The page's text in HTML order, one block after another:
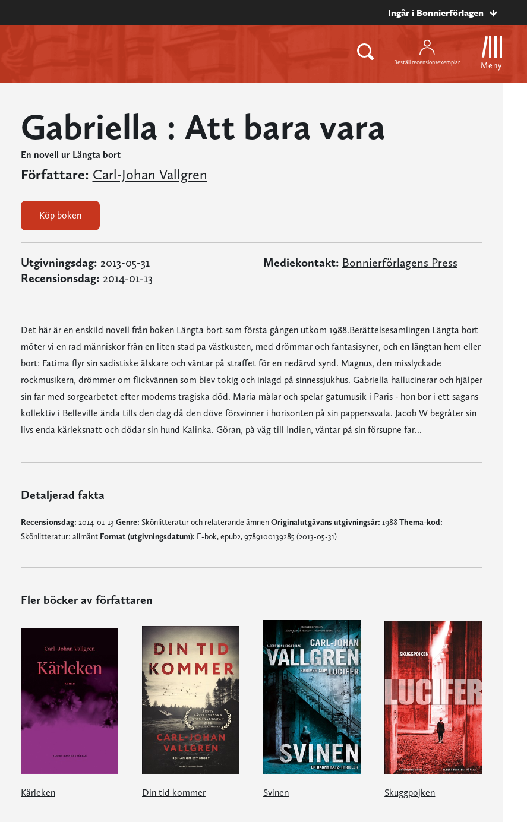
Ingår i Bonnierförlagen
Beställ recensionsexemplar Meny
Gabriella : Att bara vara
En novell ur Längta bort
Författare: Carl-Johan Vallgren
Köp boken
Utgivningsdag: 2013-05-31
Recensionsdag: 2014-01-13
Mediekontakt: Bonnierförlagens Press
Det här är en enskild novell från boken Längta bort som första gången utkom 1988.Berättelsesamlingen Längta bort
möter vi en rad människor från en liten stad på västkusten, med drömmar och fantasisyner, och en längtan hem eller
bort: Fatima flyr sin sadistiske älskare och väntar på straffet för en nedärvd synd. Magnus, den misslyckade
rockmusikern, drömmer om flickvännen som blev tokig och inlagd på sinnessjukhus. Gabriella hallucinerar och hjälper
sin far med sorgearbetet efter moderns tragiska död. Maria målar och spelar gatumusik i Paris - hon bor i ett sagans
kollektiv i Belleville ända tills den dag då den döve försvinner i horisonten på sin papperssvala. Jacob W begråter sin
livs enda kärleksnatt och dödar sin hund Kalinka. Göran, på väg till Indien, väntar på sin försupne far...
Detaljerad fakta
Recensionsdag: 2014-01-13 Genre: Skönlitteratur och relaterande ämnenOriginalutgåvans utgivningsår: 1988Thema-kod:
Skönlitteratur: allmänt Format (utgivningsdatum): E-bok, epub2, 9789100139285 (2013-05-31)
Fler böcker av författaren
Kärleken Din tid kommer Svinen Skuggpojken